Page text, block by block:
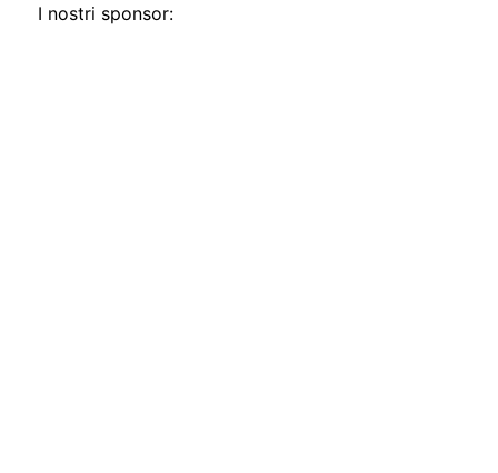
I nostri sponsor: